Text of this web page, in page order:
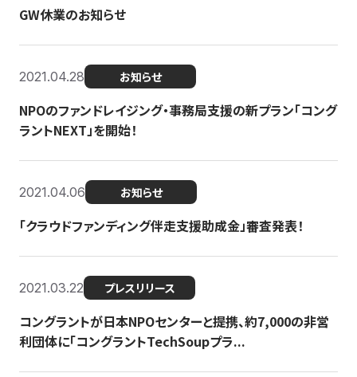
GW休業のお知らせ
2021.04.28 お知らせ
NPOのファンドレイジング・事務局支援の新プラン「コング
ラントNEXT」を開始！
2021.04.06 お知らせ
「クラウドファンディング伴走支援助成金」審査発表！
2021.03.22 プレスリリース
コングラントが日本NPOセンターと提携、約7,000の非営
利団体に「コングラントTechSoupプラ...